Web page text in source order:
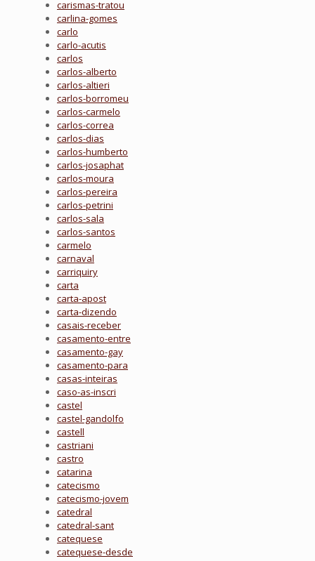
carismas-tratou
carlina-gomes
carlo
carlo-acutis
carlos
carlos-alberto
carlos-altieri
carlos-borromeu
carlos-carmelo
carlos-correa
carlos-dias
carlos-humberto
carlos-josaphat
carlos-moura
carlos-pereira
carlos-petrini
carlos-sala
carlos-santos
carmelo
carnaval
carriquiry
carta
carta-apost
carta-dizendo
casais-receber
casamento-entre
casamento-gay
casamento-para
casas-inteiras
caso-as-inscri
castel
castel-gandolfo
castell
castriani
castro
catarina
catecismo
catecismo-jovem
catedral
catedral-sant
catequese
catequese-desde